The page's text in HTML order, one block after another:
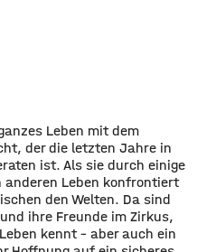
Leben mit dem
der die letzten Jahre in
ist. Als sie durch einige
anderen Leben konfrontiert
den Welten. Da sind
ihre Freunde im Zirkus,
kennt – aber auch ein